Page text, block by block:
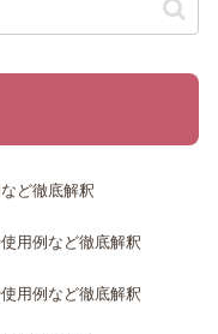
ど徹底解釈
用例など徹底解釈
用例など徹底解釈